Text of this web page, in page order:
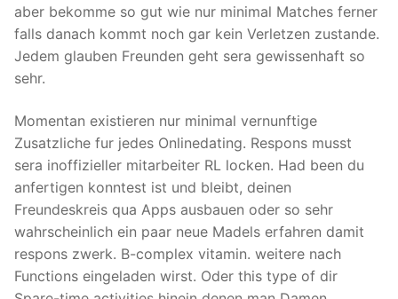
aber bekomme so gut wie nur minimal Matches ferner
falls danach kommt noch gar kein Verletzen zustande.
Jedem glauben Freunden geht sera gewissenhaft so
sehr.
Momentan existieren nur minimal vernunftige
Zusatzliche fur jedes Onlinedating. Respons musst
sera inoffizieller mitarbeiter RL locken. Had been du
anfertigen konntest ist und bleibt, deinen
Freundeskreis qua Apps ausbauen oder so sehr
wahrscheinlich ein paar neue Madels erfahren damit
respons zwerk. B-complex vitamin. weitere nach
Functions eingeladen wirst. Oder this type of dir